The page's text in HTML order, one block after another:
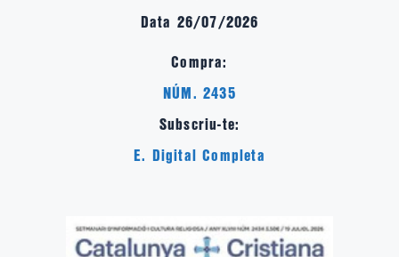
Data 26/07/2026
Compra:
NÚM. 2435
Subscriu-te:
E. Digital Completa